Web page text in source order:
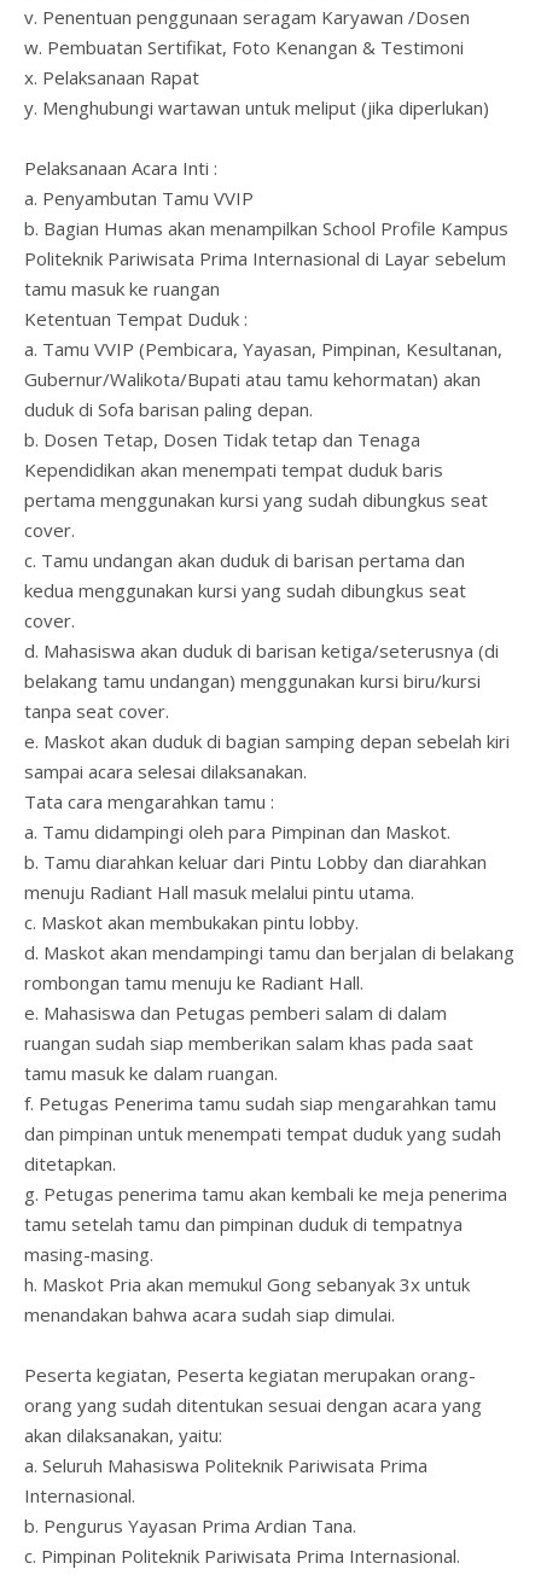
v. Penentuan penggunaan seragam Karyawan /Dosen
w. Pembuatan Sertifikat, Foto Kenangan & Testimoni
x. Pelaksanaan Rapat
y. Menghubungi wartawan untuk meliput (jika diperlukan)
Pelaksanaan Acara Inti :
a. Penyambutan Tamu VVIP
b. Bagian Humas akan menampilkan School Profile Kampus
Politeknik Pariwisata Prima Internasional di Layar sebelum
tamu masuk ke ruangan
Ketentuan Tempat Duduk :
a. Tamu VVIP (Pembicara, Yayasan, Pimpinan, Kesultanan,
Gubernur/Walikota/Bupati atau tamu kehormatan) akan
duduk di Sofa barisan paling depan.
b. Dosen Tetap, Dosen Tidak tetap dan Tenaga
Kependidikan akan menempati tempat duduk baris
pertama menggunakan kursi yang sudah dibungkus seat
cover.
c. Tamu undangan akan duduk di barisan pertama dan
kedua menggunakan kursi yang sudah dibungkus seat
cover.
d. Mahasiswa akan duduk di barisan ketiga/seterusnya (di
belakang tamu undangan) menggunakan kursi biru/kursi
tanpa seat cover.
e. Maskot akan duduk di bagian samping depan sebelah kiri
sampai acara selesai dilaksanakan.
Tata cara mengarahkan tamu :
a. Tamu didampingi oleh para Pimpinan dan Maskot.
b. Tamu diarahkan keluar dari Pintu Lobby dan diarahkan
menuju Radiant Hall masuk melalui pintu utama.
c. Maskot akan membukakan pintu lobby.
d. Maskot akan mendampingi tamu dan berjalan di belakang
rombongan tamu menuju ke Radiant Hall.
e. Mahasiswa dan Petugas pemberi salam di dalam
ruangan sudah siap memberikan salam khas pada saat
tamu masuk ke dalam ruangan.
f. Petugas Penerima tamu sudah siap mengarahkan tamu
dan pimpinan untuk menempati tempat duduk yang sudah
ditetapkan.
g. Petugas penerima tamu akan kembali ke meja penerima
tamu setelah tamu dan pimpinan duduk di tempatnya
masing-masing.
h. Maskot Pria akan memukul Gong sebanyak 3x untuk
menandakan bahwa acara sudah siap dimulai.
Peserta kegiatan, Peserta kegiatan merupakan orang-
orang yang sudah ditentukan sesuai dengan acara yang
akan dilaksanakan, yaitu:
a. Seluruh Mahasiswa Politeknik Pariwisata Prima
Internasional.
b. Pengurus Yayasan Prima Ardian Tana.
c. Pimpinan Politeknik Pariwisata Prima Internasional.